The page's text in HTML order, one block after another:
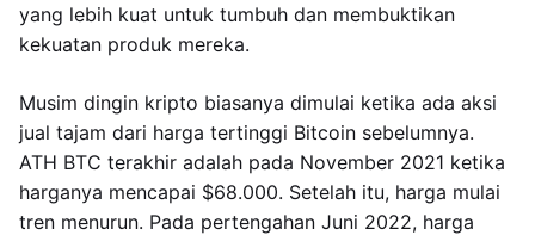
yang lebih kuat untuk tumbuh dan membuktikan
kekuatan produk mereka.
Musim dingin kripto biasanya dimulai ketika ada aksi
jual tajam dari harga tertinggi Bitcoin sebelumnya.
ATH BTC terakhir adalah pada November 2021 ketika
harganya mencapai $68.000. Setelah itu, harga mulai
tren menurun. Pada pertengahan Juni 2022, harga